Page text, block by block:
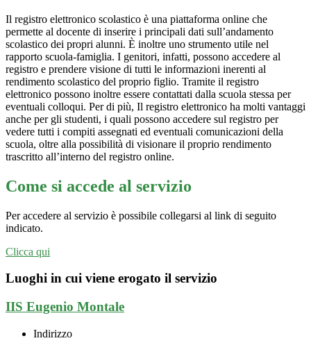
Il registro elettronico scolastico è una piattaforma online che
permette al docente di inserire i principali dati sull’andamento
scolastico dei propri alunni. È inoltre uno strumento utile nel
rapporto scuola-famiglia. I genitori, infatti, possono accedere al
registro e prendere visione di tutti le informazioni inerenti al
rendimento scolastico del proprio figlio. Tramite il registro
elettronico possono inoltre essere contattati dalla scuola stessa per
eventuali colloqui. Per di più, Il registro elettronico ha molti vantaggi
anche per gli studenti, i quali possono accedere sul registro per
vedere tutti i compiti assegnati ed eventuali comunicazioni della
scuola, oltre alla possibilità di visionare il proprio rendimento
trascritto all’interno del registro online.
Come si accede al servizio
Per accedere al servizio è possibile collegarsi al link di seguito
indicato.
Clicca qui
Luoghi in cui viene erogato il servizio
IIS Eugenio Montale
Indirizzo